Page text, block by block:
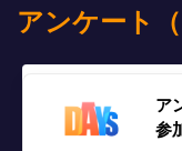
アンケート
ア
参